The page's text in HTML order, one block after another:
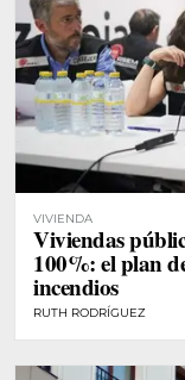
VIVIENDA
Viviendas
100%: el plan
incendios
RUTH RODRÍGUEZ